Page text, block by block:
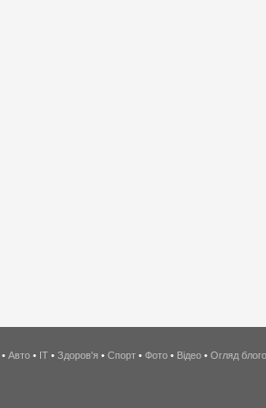
• Авто • IT • Здоров'я • Спорт • Фото • Відео • Огляд